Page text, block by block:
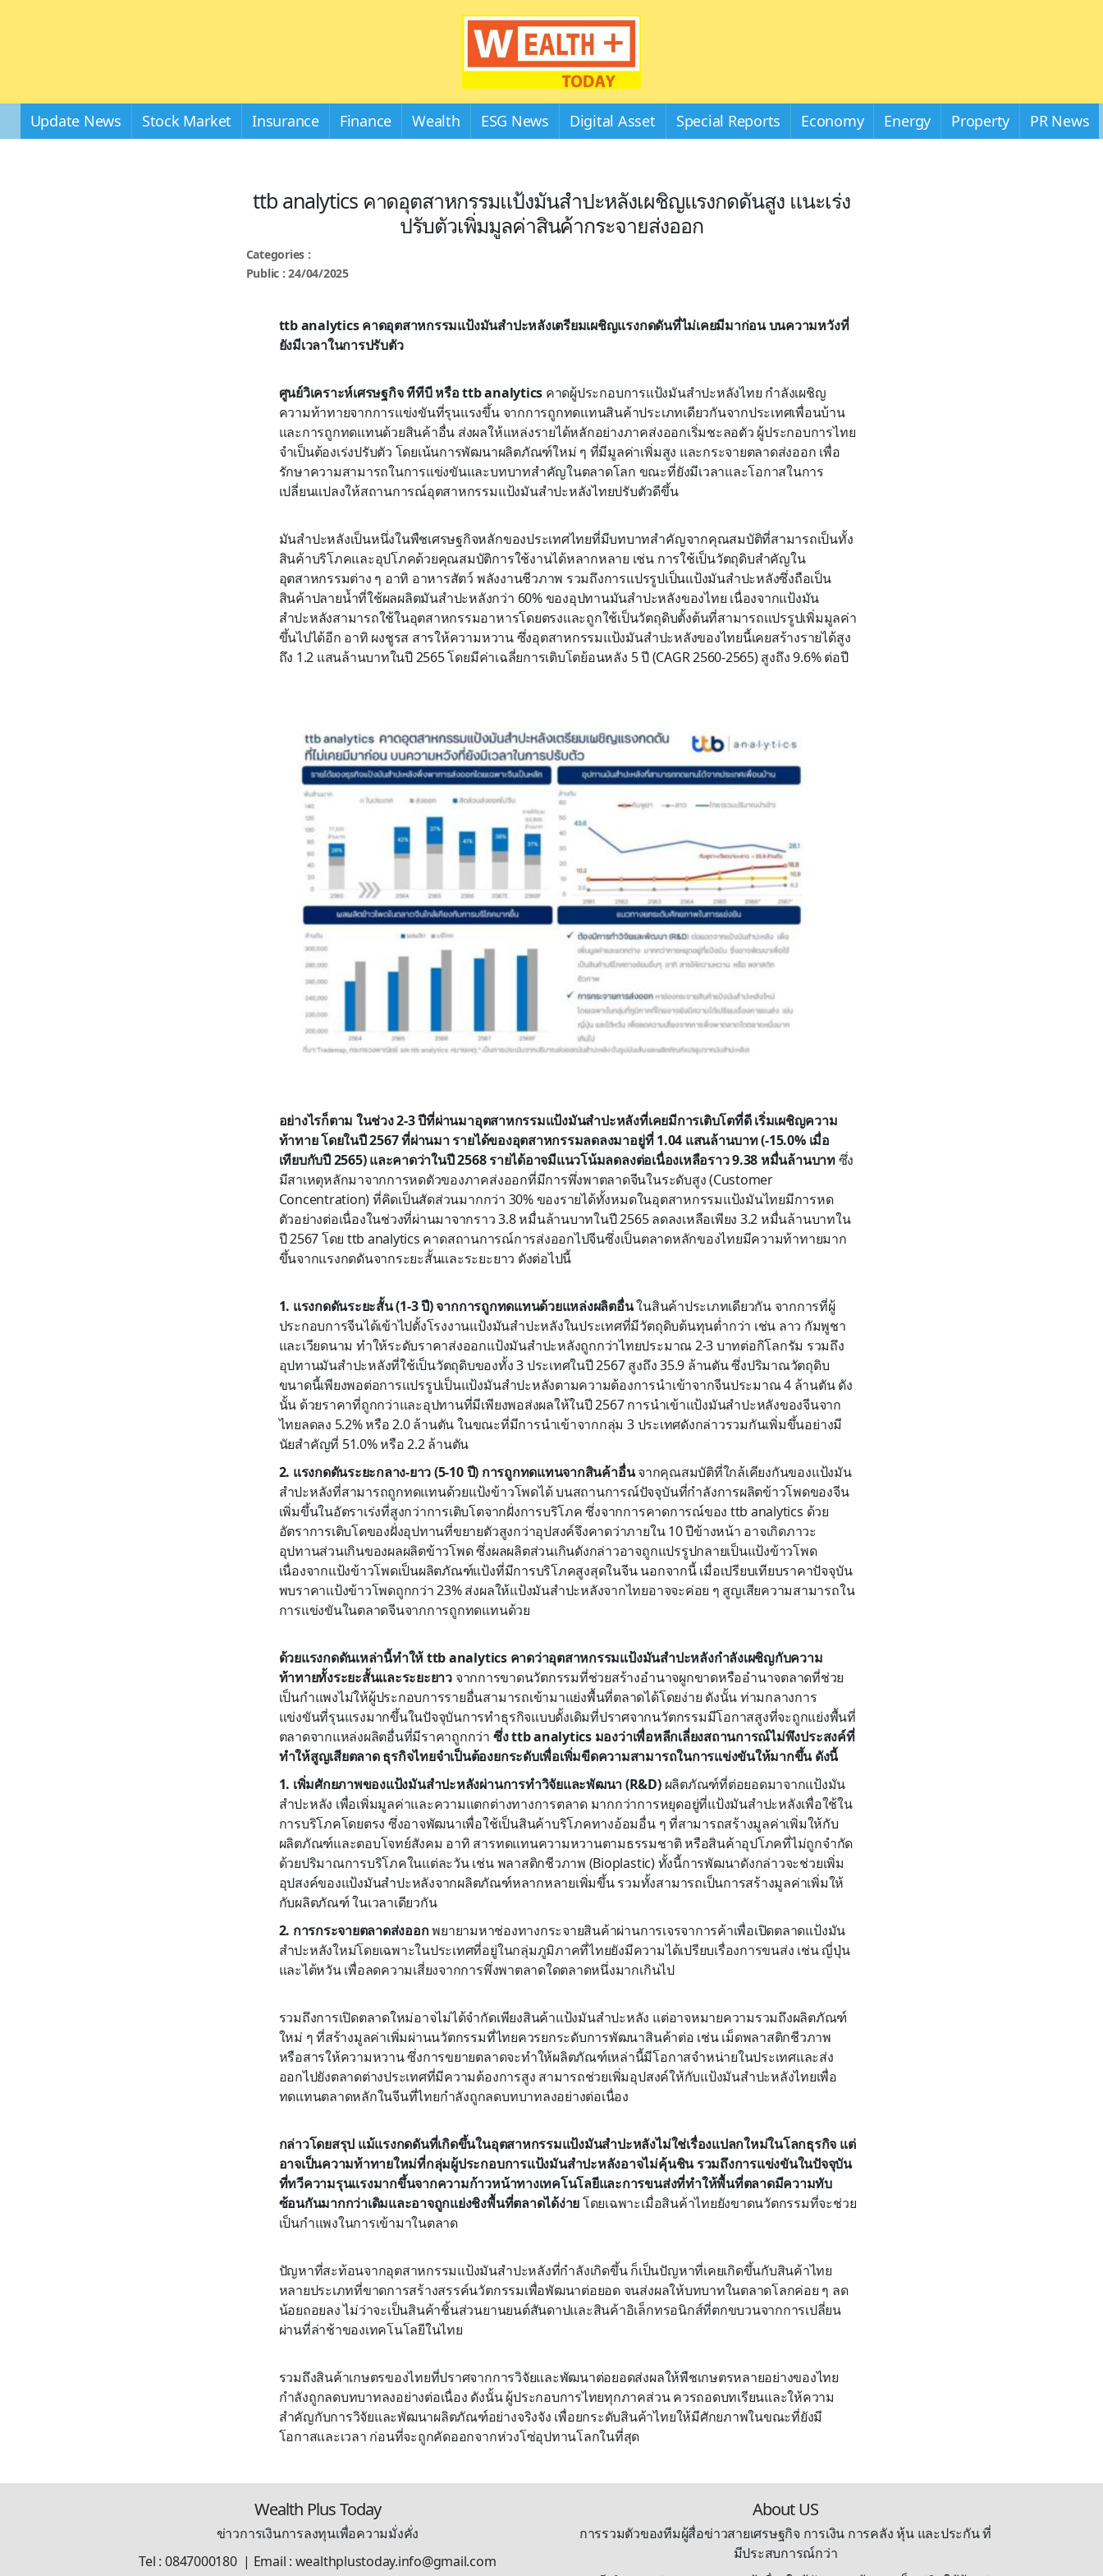
Update News Stock Market Insurance Finance Wealth ESG News Digital Asset Special Reports Economy Energy Property PR News
ttb analytics คาดอุตสาหกรรมแป้งมันสำปะหลังเผชิญแรงกดดันสูง แนะเร่ง
ปรับตัวเพิ่มมูลค่าสินค้ากระจายส่งออก
Categories :
Public : 24/04/2025
ttb analytics คาดอุตสาหกรรมแป้งมันสำปะหลังเตรียมเผชิญแรงกดดันที่ไม่เคยมีมาก่อน บนความหวังที่
ยังมีเวลาในการปรับตัว
ศูนย์วิเคราะห์เศรษฐกิจ ทีทีบี หรือ ttb analytics คาดผู้ประกอบการแป้งมันสำปะหลังไทย กำลังเผชิญ
ความท้าทายจากการแข่งขันที่รุนแรงขึ้น จากการถูกทดแทนสินค้าประเภทเดียวกันจากประเทศเพื่อนบ้าน
และการถูกทดแทนด้วยสินค้าอื่น ส่งผลให้แหล่งรายได้หลักอย่างภาคส่งออกเริ่มชะลอตัว ผู้ประกอบการไทย
จำเป็นต้องเร่งปรับตัว โดยเน้นการพัฒนาผลิตภัณฑ์ใหม่ ๆ ที่มีมูลค่าเพิ่มสูง และกระจายตลาดส่งออก เพื่อ
รักษาความสามารถในการแข่งขันและบทบาทสำคัญในตลาดโลก ขณะที่ยังมีเวลาและโอกาสในการ
เปลี่ยนแปลงให้สถานการณ์อุตสาหกรรมแป้งมันสำปะหลังไทยปรับตัวดีขึ้น
มันสำปะหลังเป็นหนึ่งในพืชเศรษฐกิจหลักของประเทศไทยที่มีบทบาทสำคัญจากคุณสมบัติที่สามารถเป็นทั้ง
สินค้าบริโภคและอุปโภคด้วยคุณสมบัติการใช้งานได้หลากหลาย เช่น การใช้เป็นวัตถุดิบสำคัญใน
อุตสาหกรรมต่าง ๆ อาทิ อาหารสัตว์ พลังงานชีวภาพ รวมถึงการแปรรูปเป็นแป้งมันสำปะหลังซึ่งถือเป็น
สินค้าปลายน้ำที่ใช้ผลผลิตมันสำปะหลังกว่า 60% ของอุปทานมันสำปะหลังของไทย เนื่องจากแป้งมัน
สำปะหลังสามารถใช้ในอุตสาหกรรมอาหารโดยตรงและถูกใช้เป็นวัตถุดิบตั้งต้นที่สามารถแปรรูปเพิ่มมูลค่า
ขึ้นไปได้อีก อาทิ ผงชูรส สารให้ความหวาน ซึ่งอุตสาหกรรมแป้งมันสำปะหลังของไทยนี้เคยสร้างรายได้สูง
ถึง 1.2 แสนล้านบาทในปี 2565 โดยมีค่าเฉลี่ยการเติบโตย้อนหลัง 5 ปี (CAGR 2560-2565) สูงถึง 9.6% ต่อปี
อย่างไรก็ตาม ในช่วง 2-3 ปีที่ผ่านมาอุตสาหกรรมแป้งมันสำปะหลังที่เคยมีการเติบโตที่ดี เริ่มเผชิญความ
ท้าทาย โดยในปี 2567 ที่ผ่านมา รายได้ของอุตสาหกรรมลดลงมาอยู่ที่ 1.04 แสนล้านบาท (-15.0% เมื่อ
เทียบกับปี 2565) และคาดว่าในปี 2568 รายได้อาจมีแนวโน้มลดลงต่อเนื่องเหลือราว 9.38 หมื่นล้านบาทซึ่ง
มีสาเหตุหลักมาจากการหดตัวของภาคส่งออกที่มีการพึ่งพาตลาดจีนในระดับสูง (Customer
Concentration) ที่คิดเป็นสัดส่วนมากกว่า 30% ของรายได้ทั้งหมดในอุตสาหกรรมแป้งมันไทยมีการหด
ตัวอย่างต่อเนื่องในช่วงที่ผ่านมาจากราว 3.8 หมื่นล้านบาทในปี 2565 ลดลงเหลือเพียง 3.2 หมื่นล้านบาทใน
ปี 2567 โดย ttb analytics คาดสถานการณ์การส่งออกไปจีนซึ่งเป็นตลาดหลักของไทยมีความท้าทายมาก
ขึ้นจากแรงกดดันจากระยะสั้นและระยะยาว ดังต่อไปนี้
1. แรงกดดันระยะสั้น (1-3 ปี) จากการถูกทดแทนด้วยแหล่งผลิตอื่นในสินค้าประเภทเดียวกัน จากการที่ผู้
ประกอบการจีนได้เข้าไปตั้งโรงงานแป้งมันสำปะหลังในประเทศที่มีวัตถุดิบต้นทุนต่ำกว่า เช่น ลาว กัมพูชา
และเวียดนาม ทำให้ระดับราคาส่งออกแป้งมันสำปะหลังถูกกว่าไทยประมาณ 2-3 บาทต่อกิโลกรัม รวมถึง
อุปทานมันสำปะหลังที่ใช้เป็นวัตถุดิบของทั้ง 3 ประเทศในปี 2567 สูงถึง 35.9 ล้านตัน ซึ่งปริมาณวัตถุดิบ
ขนาดนี้เพียงพอต่อการแปรรูปเป็นแป้งมันสำปะหลังตามความต้องการนำเข้าจากจีนประมาณ 4 ล้านตัน ดัง
นั้น ด้วยราคาที่ถูกกว่าและอุปทานที่มีเพียงพอส่งผลให้ในปี 2567 การนำเข้าแป้งมันสำปะหลังของจีนจาก
ไทยลดลง 5.2% หรือ 2.0 ล้านตัน ในขณะที่มีการนำเข้าจากกลุ่ม 3 ประเทศดังกล่าวรวมกันเพิ่มขึ้นอย่างมี
นัยสำคัญที่ 51.0% หรือ 2.2 ล้านตัน
2. แรงกดดันระยะกลาง-ยาว (5-10 ปี) การถูกทดแทนจากสินค้าอื่นจากคุณสมบัติที่ใกล้เคียงกันของแป้งมัน
สำปะหลังที่สามารถถูกทดแทนด้วยแป้งข้าวโพดได้ บนสถานการณ์ปัจจุบันที่กำลังการผลิตข้าวโพดของจีน
เพิ่มขึ้นในอัตราเร่งที่สูงกว่าการเติบโตจากฝั่งการบริโภค ซึ่งจากการคาดการณ์ของ ttb analytics ด้วย
อัตราการเติบโตของฝั่งอุปทานที่ขยายตัวสูงกว่าอุปสงค์จึงคาดว่าภายใน 10 ปีข้างหน้า อาจเกิดภาวะ
อุปทานส่วนเกินของผลผลิตข้าวโพด ซึ่งผลผลิตส่วนเกินดังกล่าวอาจถูกแปรรูปกลายเป็นแป้งข้าวโพด
เนื่องจากแป้งข้าวโพดเป็นผลิตภัณฑ์แป้งที่มีการบริโภคสูงสุดในจีน นอกจากนี้ เมื่อเปรียบเทียบราคาปัจจุบัน
พบราคาแป้งข้าวโพดถูกกว่า 23% ส่งผลให้แป้งมันสำปะหลังจากไทยอาจจะค่อย ๆ สูญเสียความสามารถใน
การแข่งขันในตลาดจีนจากการถูกทดแทนด้วย
ด้วยแรงกดดันเหล่านี้ทำให้ ttb analytics คาดว่าอุตสาหกรรมแป้งมันสำปะหลังกำลังเผชิญกับความ
ท้าทายทั้งระยะสั้นและระยะยาวจากการขาดนวัตกรรมที่ช่วยสร้างอำนาจผูกขาดหรืออำนาจตลาดที่ช่วย
เป็นกำแพงไม่ให้ผู้ประกอบการรายอื่นสามารถเข้ามาแย่งพื้นที่ตลาดได้โดยง่าย ดังนั้น ท่ามกลางการ
แข่งขันที่รุนแรงมากขึ้นในปัจจุบันการทำธุรกิจแบบดั้งเดิมที่ปราศจากนวัตกรรมมีโอกาสสูงที่จะถูกแย่งพื้นที่
ตลาดจากแหล่งผลิตอื่นที่มีราคาถูกกว่า ซึ่ง ttb analytics มองว่าเพื่อหลีกเลี่ยงสถานการณ์ไม่พึงประสงค์ที่
ทำให้สูญเสียตลาด ธุรกิจไทยจำเป็นต้องยกระดับเพื่อเพิ่มขีดความสามารถในการแข่งขันให้มากขึ้น ดังนี้
1. เพิ่มศักยภาพของแป้งมันสำปะหลังผ่านการทำวิจัยและพัฒนา (R&D)ผลิตภัณฑ์ที่ต่อยอดมาจากแป้งมัน
สำปะหลัง เพื่อเพิ่มมูลค่าและความแตกต่างทางการตลาด มากกว่าการหยุดอยู่ที่แป้งมันสำปะหลังเพื่อใช้ใน
การบริโภคโดยตรง ซึ่งอาจพัฒนาเพื่อใช้เป็นสินค้าบริโภคทางอ้อมอื่น ๆ ที่สามารถสร้างมูลค่าเพิ่มให้กับ
ผลิตภัณฑ์และตอบโจทย์สังคม อาทิ สารทดแทนความหวานตามธรรมชาติ หรือสินค้าอุปโภคที่ไม่ถูกจำกัด
ด้วยปริมาณการบริโภคในแต่ละวัน เช่น พลาสติกชีวภาพ (Bioplastic) ทั้งนี้การพัฒนาดังกล่าวจะช่วยเพิ่ม
อุปสงค์ของแป้งมันสำปะหลังจากผลิตภัณฑ์หลากหลายเพิ่มขึ้น รวมทั้งสามารถเป็นการสร้างมูลค่าเพิ่มให้
กับผลิตภัณฑ์ ในเวลาเดียวกัน
2. การกระจายตลาดส่งออกพยายามหาช่องทางกระจายสินค้าผ่านการเจรจาการค้าเพื่อเปิดตลาดแป้งมัน
สำปะหลังใหม่โดยเฉพาะในประเทศที่อยู่ในกลุ่มภูมิภาคที่ไทยยังมีความได้เปรียบเรื่องการขนส่ง เช่น ญี่ปุ่น
และไต้หวัน เพื่อลดความเสี่ยงจากการพึ่งพาตลาดใดตลาดหนึ่งมากเกินไป
รวมถึงการเปิดตลาดใหม่อาจไม่ได้จำกัดเพียงสินค้าแป้งมันสำปะหลัง แต่อาจหมายความรวมถึงผลิตภัณฑ์
ใหม่ ๆ ที่สร้างมูลค่าเพิ่มผ่านนวัตกรรมที่ไทยควรยกระดับการพัฒนาสินค้าต่อ เช่น เม็ดพลาสติกชีวภาพ
หรือสารให้ความหวาน ซึ่งการขยายตลาดจะทำให้ผลิตภัณฑ์เหล่านี้มีโอกาสจำหน่ายในประเทศและส่ง
ออกไปยังตลาดต่างประเทศที่มีความต้องการสูง สามารถช่วยเพิ่มอุปสงค์ให้กับแป้งมันสำปะหลังไทยเพื่อ
ทดแทนตลาดหลักในจีนที่ไทยกำลังถูกลดบทบาทลงอย่างต่อเนื่อง
กล่าวโดยสรุป แม้แรงกดดันที่เกิดขึ้นในอุตสาหกรรมแป้งมันสำปะหลังไม่ใช่เรื่องแปลกใหม่ในโลกธุรกิจ แต่
อาจเป็นความท้าทายใหม่ที่กลุ่มผู้ประกอบการแป้งมันสำปะหลังอาจไม่คุ้นชิน รวมถึงการแข่งขันในปัจจุบัน
ที่ทวีความรุนแรงมากขึ้นจากความก้าวหน้าทางเทคโนโลยีและการขนส่งที่ทำให้พื้นที่ตลาดมีความทับ
ซ้อนกันมากกว่าเดิมและอาจถูกแย่งชิงพื้นที่ตลาดได้ง่ายโดยเฉพาะเมื่อสินค้าไทยยังขาดนวัตกรรมที่จะช่วย
เป็นกำแพงในการเข้ามาในตลาด
ปัญหาที่สะท้อนจากอุตสาหกรรมแป้งมันสำปะหลังที่กำลังเกิดขึ้น ก็เป็นปัญหาที่เคยเกิดขึ้นกับสินค้าไทย
หลายประเภทที่ขาดการสร้างสรรค์นวัตกรรมเพื่อพัฒนาต่อยอด จนส่งผลให้บทบาทในตลาดโลกค่อย ๆ ลด
น้อยถอยลง ไม่ว่าจะเป็นสินค้าชิ้นส่วนยานยนต์สันดาปและสินค้าอิเล็กทรอนิกส์ที่ตกขบวนจากการเปลี่ยน
ผ่านที่ล่าช้าของเทคโนโลยีในไทย
รวมถึงสินค้าเกษตรของไทยที่ปราศจากการวิจัยและพัฒนาต่อยอดส่งผลให้พืชเกษตรหลายอย่างของไทย
กำลังถูกลดบทบาทลงอย่างต่อเนื่อง ดังนั้น ผู้ประกอบการไทยทุกภาคส่วน ควรถอดบทเรียนและให้ความ
สำคัญกับการวิจัยและพัฒนาผลิตภัณฑ์อย่างจริงจัง เพื่อยกระดับสินค้าไทยให้มีศักยภาพในขณะที่ยังมี
โอกาสและเวลา ก่อนที่จะถูกคัดออกจากห่วงโซ่อุปทานโลกในที่สุด
Wealth Plus Today
ข่าวการเงินการลงทุนเพื่อความมั่งคั่ง
Tel : 0847000180 | Email : wealthplustoday.info@gmail.com
About US
การรวมตัวของทีมผู้สื่อข่าวสายเศรษฐกิจ การเงิน การคลัง หุ้น และประกัน ที่
มีประสบการณ์กว่า